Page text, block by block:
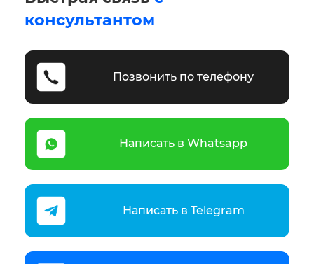
консультантом
Позвонить по телефону
Написать в Whatsapp
Написать в Telegram